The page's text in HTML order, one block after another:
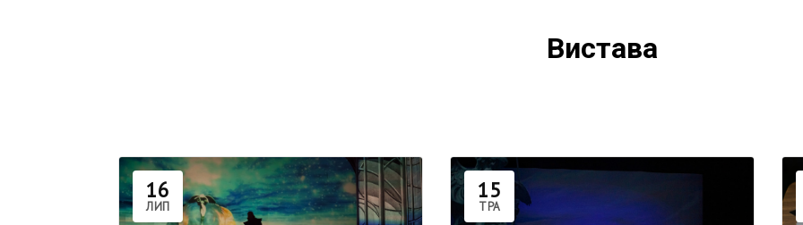
Вистава
16
ЛИП
15
ТРА